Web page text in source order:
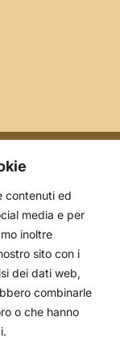
contenuti ed
media e per
inoltre
sito con i
dei dati web,
combinarle
o che hanno